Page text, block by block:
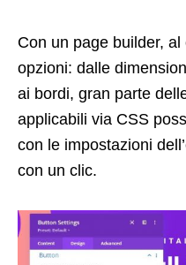
Con un page builder,
opzioni: dalle
ai bordi, gran parte
applicabili via CSS
con le impostazioni
con un clic.